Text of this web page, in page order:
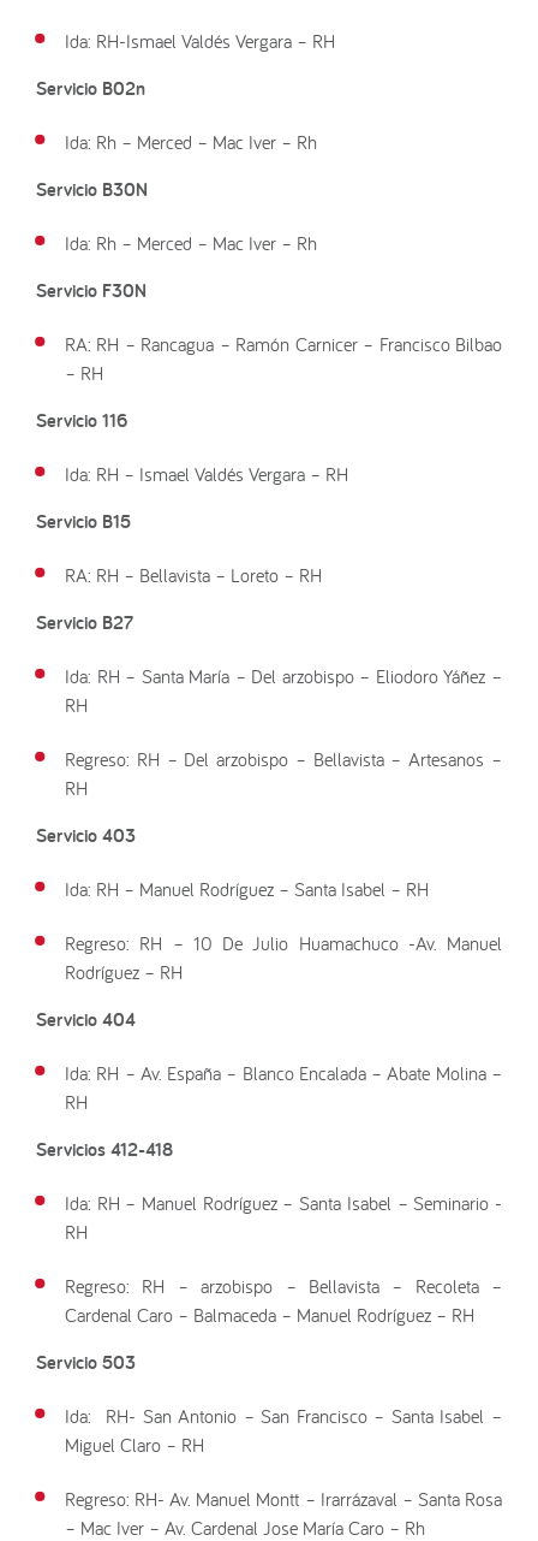
Ida: RH-Ismael Valdés Vergara – RH
Servicio B02n
Ida: Rh – Merced – Mac Iver – Rh
Servicio B30N
Ida: Rh – Merced – Mac Iver – Rh
Servicio F30N
RA: RH – Rancagua – Ramón Carnicer – Francisco Bilbao
– RH
Servicio 116
Ida: RH – Ismael Valdés Vergara – RH
Servicio B15
RA: RH – Bellavista – Loreto – RH
Servicio B27
Ida: RH – Santa María – Del arzobispo – Eliodoro Yáñez –
RH
Regreso: RH – Del arzobispo – Bellavista – Artesanos –
RH
Servicio 403
Ida: RH – Manuel Rodríguez – Santa Isabel – RH
Regreso: RH – 10 De Julio Huamachuco -Av. Manuel
Rodríguez – RH
Servicio 404
Ida: RH – Av. España – Blanco Encalada – Abate Molina –
RH
Servicios 412-418
Ida: RH – Manuel Rodríguez – Santa Isabel – Seminario -
RH
Regreso: RH – arzobispo – Bellavista – Recoleta –
Cardenal Caro – Balmaceda – Manuel Rodríguez – RH
Servicio 503
Ida: RH- San Antonio – San Francisco – Santa Isabel –
Miguel Claro – RH
Regreso: RH- Av. Manuel Montt – Irarrázaval – Santa Rosa
– Mac Iver – Av. Cardenal Jose María Caro – Rh